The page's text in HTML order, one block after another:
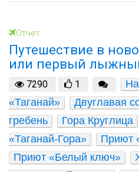
Отчет
Путешествие в
или первый
7290 1
«Таганай»
Двуглавая
гребень
Гора Круглица
«Таганай-Гора»
Приют
Приют «Белый ключ»